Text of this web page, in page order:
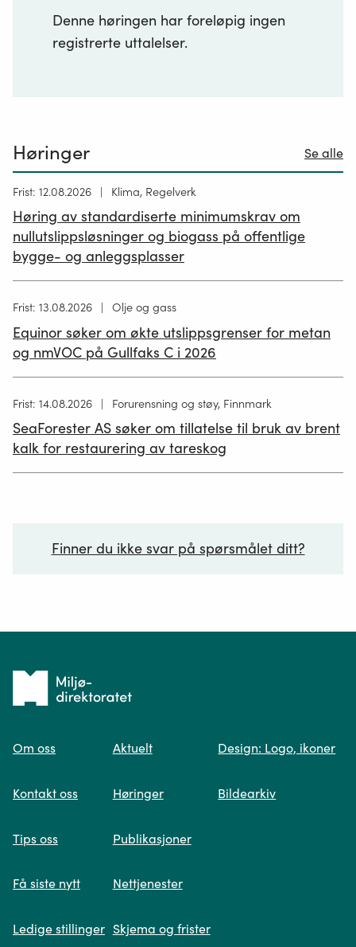
Denne høringen har foreløpig ingen
registrerte uttalelser.
Høringer Se alle
Høring
publisert
12.05.2026
Frist: 12.08.2026 Klima, Regelverk
Høring av standardiserte minimumskrav om
nullutslippsløsninger og biogass på offentlige
bygge- og anleggsplasser
Høring
02.07.2026
Frist: 13.08.2026 Olje og gass
Equinor søker om økte utslippsgrenser for metan
og nmVOC på Gullfaks C i 2026
Høring
19.06.2026
Frist: 14.08.2026 Forurensning og støy, Finnmark
SeaForester AS søker om tillatelse til bruk av brent
kalk for restaurering av tareskog
Finner du ikke svar på spørsmålet ditt?
Spør oss
søk og viser deg vår mest relevante
Tilbake
forsiden
Om oss
Kontakt oss
Tips oss
Få siste nytt
Ledige stillinger
Aktuelt
Høringer
Publikasjoner
Nettjenester
Skjema og frister
Design: Logo, ikoner
Bildearkiv